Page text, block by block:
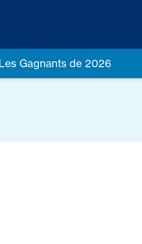
Gagnants de 2026